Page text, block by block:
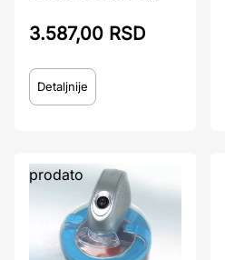
3.587,00 RSD
Detaljnije
prodato